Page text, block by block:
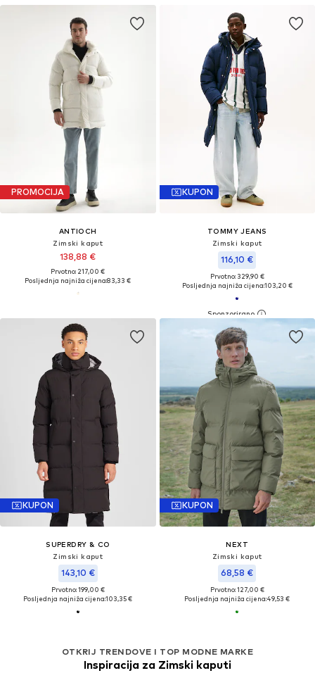
PROMOCIJA
ANTIOCH
Zimski kaput
138,88 €
Prvotno: 217,00 €
Posljednja najniža cijena:83,33 €
KUPON
TOMMY JEANS
Zimski kaput
116,10 €
Prvotno: 329,90 €
Posljednja najniža cijena:103,20 €
KUPON
SUPERDRY & CO
Zimski kaput
143,10 €
Prvotno: 199,00 €
Posljednja najniža cijena:103,35 €
KUPON
NEXT
Zimski kaput
68,58 €
Prvotno: 127,00 €
Posljednja najniža cijena:49,53 €
OTKRIJ TRENDOVE I TOP MODNE MARKE
Inspiracija za Zimski kaputi